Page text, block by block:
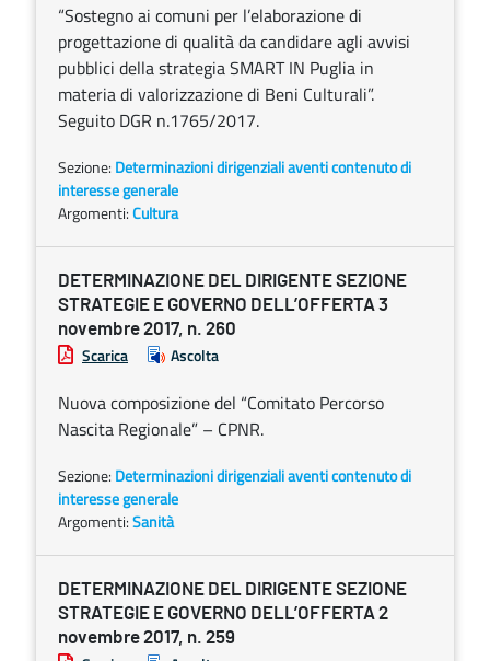
“Sostegno ai comuni per l’elaborazione di
progettazione di qualità da candidare agli avvisi
pubblici della strategia SMART IN Puglia in
materia di valorizzazione di Beni Culturali”.
Seguito DGR n.1765/2017.
Sezione: Determinazioni dirigenziali aventi contenuto di
interesse generale
Argomenti:Cultura
DETERMINAZIONE DEL DIRIGENTE SEZIONE
STRATEGIE E GOVERNO DELL’OFFERTA 3
novembre 2017, n. 260
Scarica Ascolta
Nuova composizione del “Comitato Percorso
Nascita Regionale” – CPNR.
Sezione: Determinazioni dirigenziali aventi contenuto di
interesse generale
Argomenti:Sanità
DETERMINAZIONE DEL DIRIGENTE SEZIONE
STRATEGIE E GOVERNO DELL’OFFERTA 2
novembre 2017, n. 259